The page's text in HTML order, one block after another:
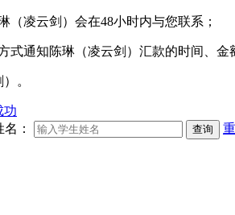
（凌云剑）会在48小时内与您联系；
式通知陈琳（凌云剑）汇款的时间、
。
功
： 查询